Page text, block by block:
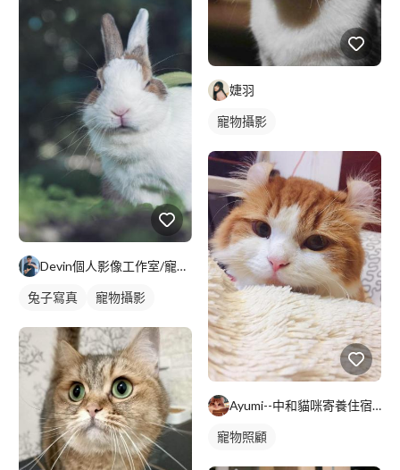
Devin個人影像工作室/寵物/婚禮/紀錄
兔子寫真 寵物攝影
婕羽
寵物攝影
Ayumi--中和貓咪寄養住宿--預約制
寵物照顧